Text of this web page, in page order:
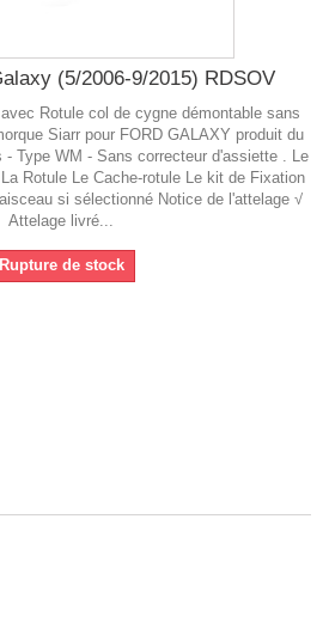
(5/2006-9/2015) RDSOV
Rotule col de cygne démontable sans
Siarr pour FORD GALAXY produit du
- Type WM - Sans correcteur d'assiette . Le
Rotule Le Cache-rotule Le kit de Fixation
si sélectionné Notice de l'attelage √
Attelage livré...
Rupture de stock